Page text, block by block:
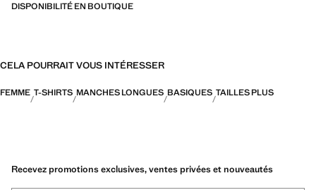
DISPONIBILITÉ EN BOUTIQUE
CELA POURRAIT VOUS INTÉRESSER
FEMME T-SHIRTS MANCHES LONGUES BASIQUES TAILLES PLUS
Recevez promotions exclusives, ventes privées et nouveautés